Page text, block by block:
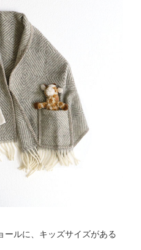
ールに、キッズサイズがある